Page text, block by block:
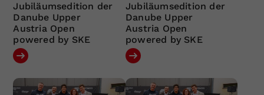
Jubiläumsedition der
Danube Upper
Austria Open
powered by SKE
Jubiläumsedition der
Danube Upper
Austria Open
powered by SKE